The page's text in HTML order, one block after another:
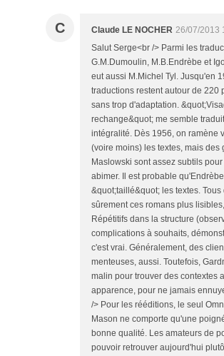
C Claude LE NOCHER 26/07/2013
Salut Serge<br /> Parmi les
G.M.Dumoulin, M.B.Endrèbe et
eut aussi M.Michel Tyl. Jusqu'en
traductions restent autour de 220
sans trop d'adaptation.
rechange&quot; me semble
intégralité. Dès 1956, on ramène
(voire moins) les textes, mais des
Maslowski sont assez subtils
abimer. Il est probable
&quot;taillé&quot; les textes.
sûrement ces romans plus
Répétitifs dans la structure
complications à souhaits,
c'est vrai. Généralement, des
menteuses, aussi. Toutefois,
malin pour trouver des contextes
apparence, pour ne jamais
/> Pour les rééditions, le seul
Mason ne comporte qu'une
bonne qualité. Les amateurs de
pouvoir retrouver aujourd'hui